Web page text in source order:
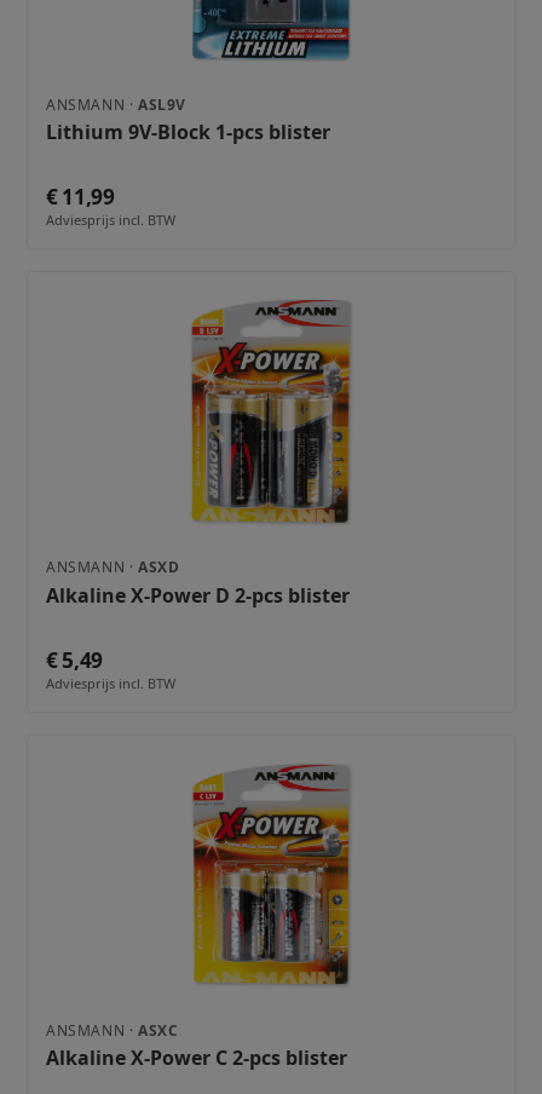
ANSMANN · ASL9V
Lithium 9V-Block 1-pcs blister
€ 11,99
Adviesprijs incl. BTW
ANSMANN · ASXD
Alkaline X-Power D 2-pcs blister
€ 5,49
Adviesprijs incl. BTW
ANSMANN · ASXC
Alkaline X-Power C 2-pcs blister